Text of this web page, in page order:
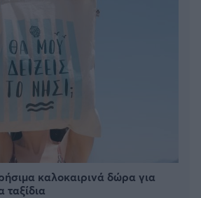
καλοκαιρινά δώρα για